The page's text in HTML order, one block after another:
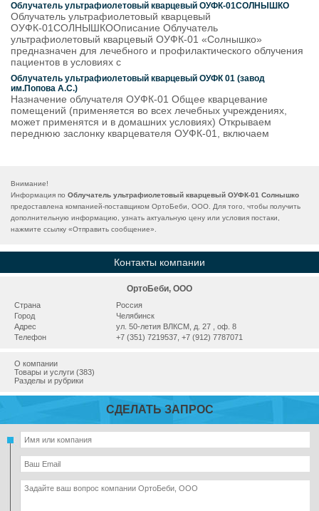
Облучатель ультрафиолетовый кварцевый ОУФК-01СОЛНЫШКО
Облучатель ультрафиолетовый кварцевый
ОУФК-01СОЛНЫШКООписание Облучатель
ультрафиолетовый кварцевый ОУФК-01 «Солнышко»
предназначен для лечебного и профилактического облучения
пациентов в условиях с
Облучатель ультрафиолетовый кварцевый ОУФК 01 (завод
им.Попова А.С.)
Назначение облучателя ОУФК-01 Общее кварцевание
помещений (применяется во всех лечебных учреждениях,
может применятся и в домашних условиях) Открываем
переднюю заслонку кварцевателя ОУФК-01, включаем
Внимание!
Информация по Облучатель ультрафиолетовый кварцевый ОУФК-01 Солнышко
предоставлена компанией-поставщиком ОртоБеби, ООО. Для того, чтобы получить
дополнительную информацию, узнать актуальную цену или условия постаки,
нажмите ссылку «Отправить сообщение».
Контакты компании
ОртоБеби, ООО
Страна
Россия
Город
Челябинск
Адрес
ул. 50-летия ВЛКСМ, д. 27 , оф. 8
Телефон
+7 (351) 7219537, +7 (912) 7787071
О компании
Товары и услуги (383)
Разделы и рубрики
СДЕЛАТЬ ЗАПРОС